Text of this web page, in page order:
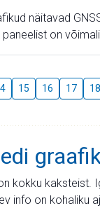
näitavad
on
15 16 17 18
kokku kaksteist.
info on kohaliku